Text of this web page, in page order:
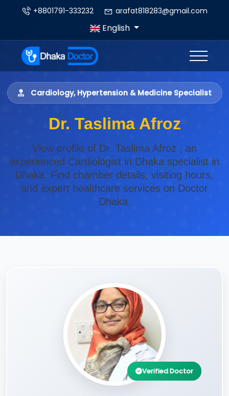
+8801791-333232 arafat818283@gmail.com
English
Cardiology, Hypertension & Medicine Specialist
Dr. Taslima Afroz
View profile of Dr. Taslima Afroz , an
experienced Cardiologist in Dhaka specialist in
Dhaka. Find chamber details, visiting hours,
and expert healthcare services on Doctor
Dhaka.
Verified Doctor